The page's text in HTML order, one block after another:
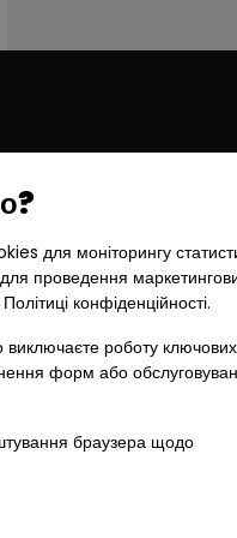
для моніторингу
проведення
конфіденційності.
роботу ключових
форм або
браузера щодо
Я надаю згоду на отримання
Development Sp. z o.o. SKA,
в електронній формі
адресу
телефоном, на
у формі SMS, на
Хто буде адміністратором